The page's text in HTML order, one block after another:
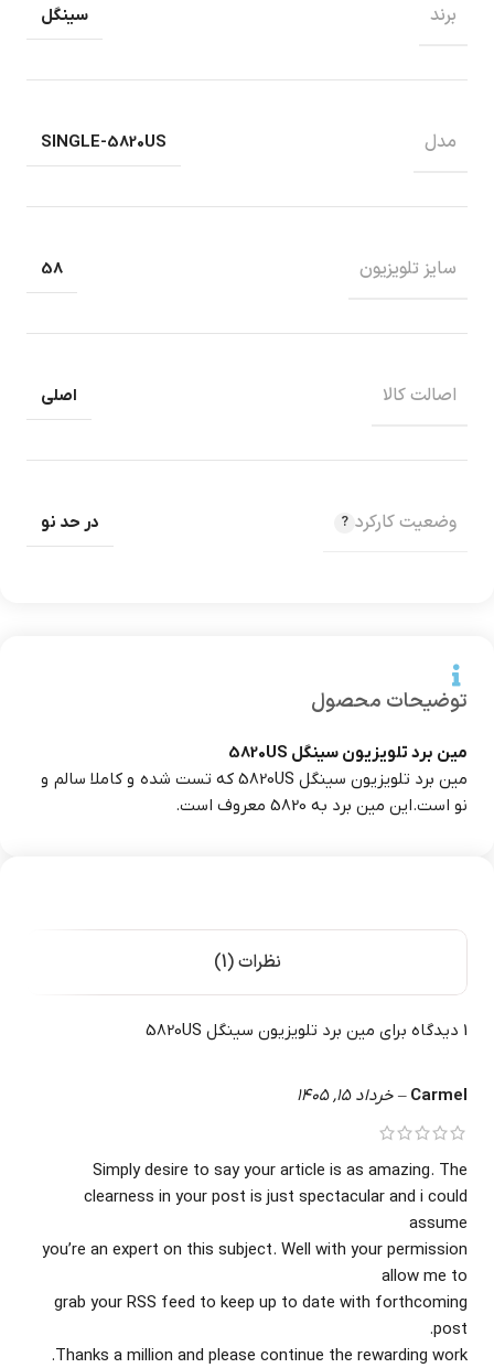
توضیحات محصول
مین برد تلویزیون سینگل 5820US
مین برد تلویزیون سینگل 5820US که تست شده و کاملا سالم و
نو است.این مین برد به 5820 معروف است.
نظرات (1)
1 دیدگاه برای مین برد تلویزیون سینگل 5820US
Carmel
– خرداد 15, 1405
Simply desire to say your article is as amazing. The
clearness in your post is just spectacular and i could
assume
you’re an expert on this subject. Well with your permission
allow me to
grab your RSS feed to keep up to date with forthcoming
post.
Thanks a million and please continue the rewarding work.
برند سینگل
مدل SINGLE-5820US
سایز تلویزیون 58
اصالت کالا اصلی
وضعیت کارکرد در حد نو